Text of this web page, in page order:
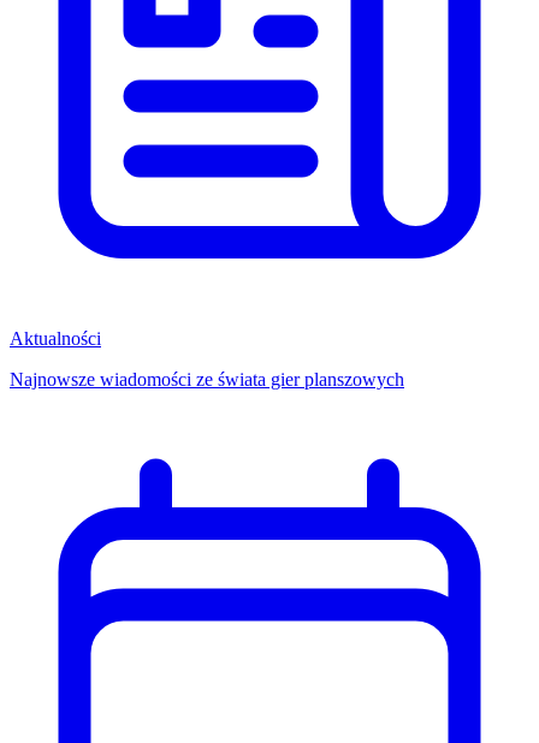
Aktualności
Najnowsze wiadomości ze świata gier planszowych